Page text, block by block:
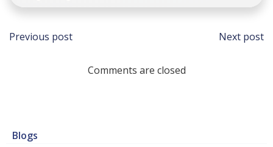
Bericht
navigatie
Previous post Next post
Comments are closed
Blogs